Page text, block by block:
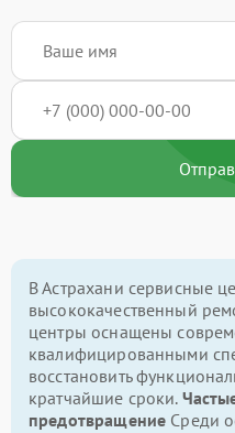
В Астрахани сервисные
высококачественный
центры оснащены
квалифицированными
восстановить
кратчайшие сроки.
предотвращение Среди